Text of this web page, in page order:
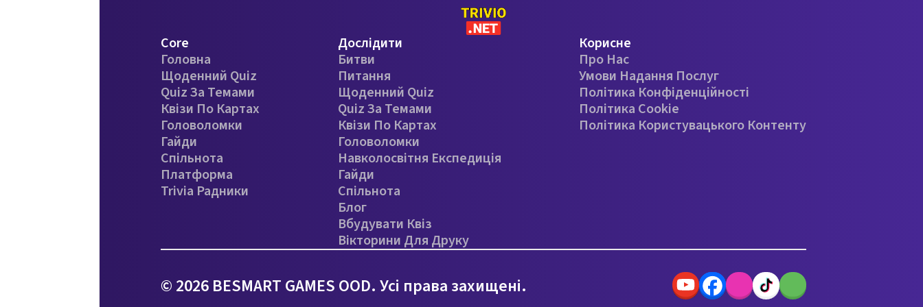
Core
Головна
Щоденний Quiz
Quiz За Темами
Квізи По Картах
Головоломки
Гайди
Спільнота
Платформа
Trivia Радники
Дослідити
Битви
Питання
Щоденний Quiz
Quiz За Темами
Квізи По Картах
Головоломки
Навколосвітня Експедиція
Гайди
Спільнота
Блог
Вбудувати Квіз
Вікторини Для Друку
Корисне
Про Нас
Умови Надання Послуг
Політика Конфіденційності
Політика Cookie
Політика Користувацького Контенту
© 2026 BESMART GAMES OOD. Усі права захищені.